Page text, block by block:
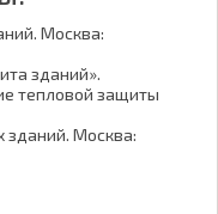
Москва:
зданий».
тепловой защиты
зданий. Москва: